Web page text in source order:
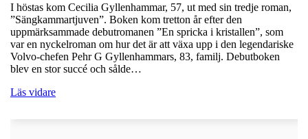
I höstas kom Cecilia Gyllenhammar, 57, ut med sin tredje roman,
”Sängkammartjuven”. Boken kom tretton år efter den
uppmärksammade debutromanen ”En spricka i kristallen”, som
var en nyckelroman om hur det är att växa upp i den legendariske
Volvo-chefen Pehr G Gyllenhammars, 83, familj. Debutboken
blev en stor succé och sålde…
Läs vidare